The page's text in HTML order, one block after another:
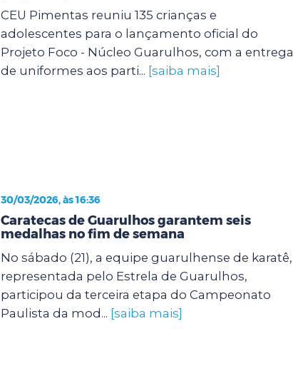
CEU Pimentas reuniu 135 crianças e
adolescentes para o lançamento oficial do
Projeto Foco - Núcleo Guarulhos, com a entrega
de uniformes aos parti... [saiba mais]
30/03/2026, às 16:36
Caratecas de Guarulhos garantem seis
medalhas no fim de semana
No sábado (21), a equipe guarulhense de karatê,
representada pelo Estrela de Guarulhos,
participou da terceira etapa do Campeonato
Paulista da mod... [saiba mais]